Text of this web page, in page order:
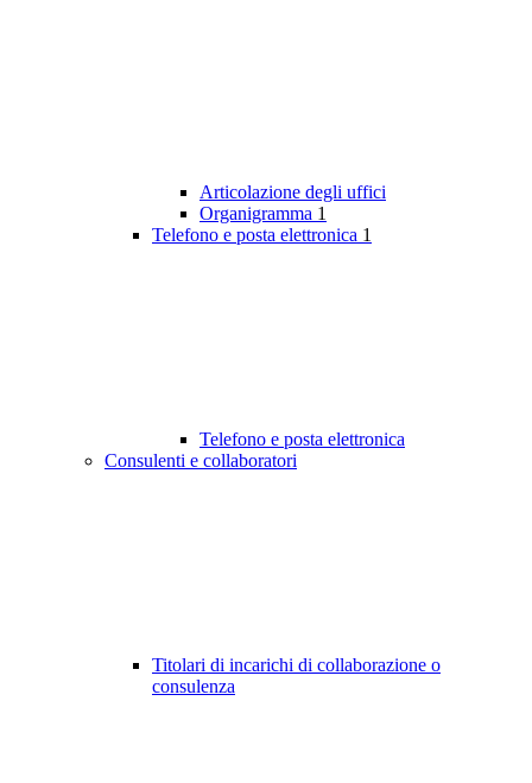
Articolazione degli uffici
Organigramma 1
Telefono e posta elettronica 1
Telefono e posta elettronica
Consulenti e collaboratori
Titolari di incarichi di collaborazione o
consulenza